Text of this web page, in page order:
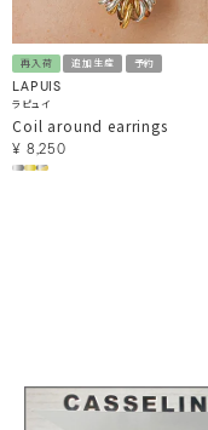
再入荷 追加生産 予約
LAPUIS
ラピュイ
Coil around earrings
¥ 8,250